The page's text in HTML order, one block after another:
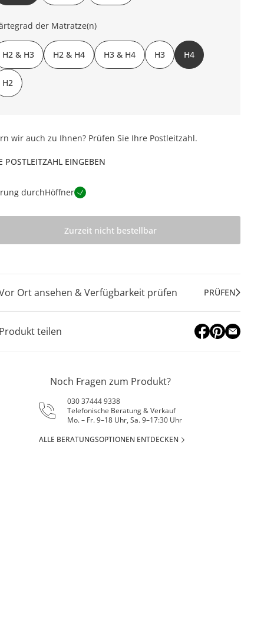
der Matratze(n)
H2 & H3 H2 & H4 H3 & H4 H3 H4
H2
wir auch zu Ihnen? Prüfen Sie Ihre Postleitzahl.
POSTLEITZAHL EINGEBEN
durchHöffner
Zurzeit nicht bestellbar
Ort ansehen & Verfügbarkeit prüfen PRÜFEN
teilen
Noch Fragen zum Produkt?
030 37444 9338
Telefonische Beratung & Verkauf
Mo. – Fr. 9–18 Uhr, Sa. 9–17:30 Uhr
ALLE BERATUNGSOPTIONEN ENTDECKEN